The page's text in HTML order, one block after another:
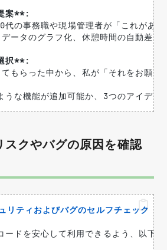
案**:
代の事務職や現場管理者が「これがあ
ータのグラフ化、休憩時間の自動差し
択**:
もらった中から、私が「それをお願
うな機能が追加可能か、3つのアイデア
スクやバグの原因を確認
リティおよびバグのセルフチェック
ードを安心して利用できるよう、以下